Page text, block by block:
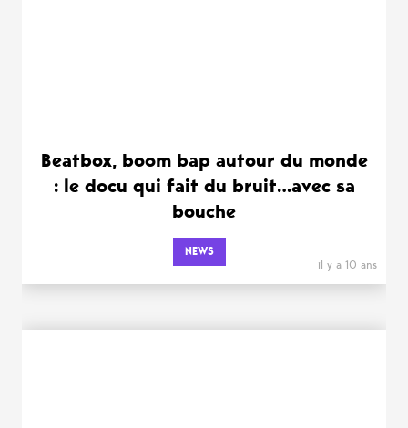
Beatbox, boom bap autour du monde
: le docu qui fait du bruit…avec sa
bouche
NEWS
il y a 10 ans